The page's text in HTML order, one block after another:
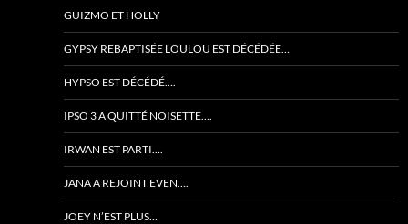
GUIZMO ET HOLLY
GYPSY REBAPTISÉE LOULOU EST DÉCÉDÉE…
HYPSO EST DÉCÉDÉ….
IPSO 3 A QUITTÉ NOISETTE….
IRWAN EST PARTI….
JANA A REJOINT EVEN….
JOEY N’EST PLUS…